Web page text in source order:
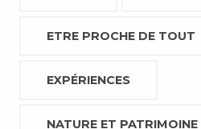
ETRE PROCHE DE TOUT
EXPÉRIENCES
NATURE ET PATRIMOINE